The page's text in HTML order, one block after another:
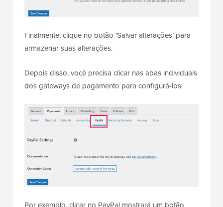
Finalmente, clique no botão ‘Salvar alterações’ para
armazenar suas alterações.
Depois disso, você precisa clicar nas abas individuais
dos gateways de pagamento para configurá-los.